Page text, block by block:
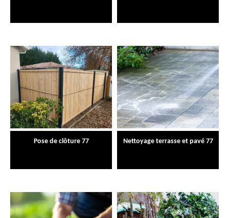
Pose de clôture 77 Nettoyage terrasse et pavé 77